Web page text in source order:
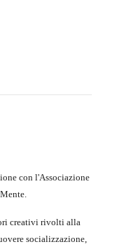
con l'Associazione
creativi rivolti alla
socializzazione,